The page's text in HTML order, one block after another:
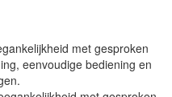
met gesproken
eenvoudige bediening en